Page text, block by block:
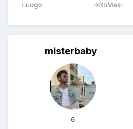
Luogo
→RoMa←
misterbaby
6